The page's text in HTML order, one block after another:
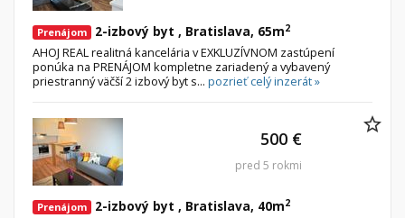
Prenájom 2-izbový byt , Bratislava, 65m2
AHOJ REAL realitná kancelária v EXKLUZÍVNOM zastúpení
ponúka na PRENÁJOM kompletne zariadený a vybavený
priestranný väčší 2 izbový byt s... pozrieť celý inzerát »
Prenájom 2-izbový byt , Bratislava, 40m2
500 €
pred 5 rokmi